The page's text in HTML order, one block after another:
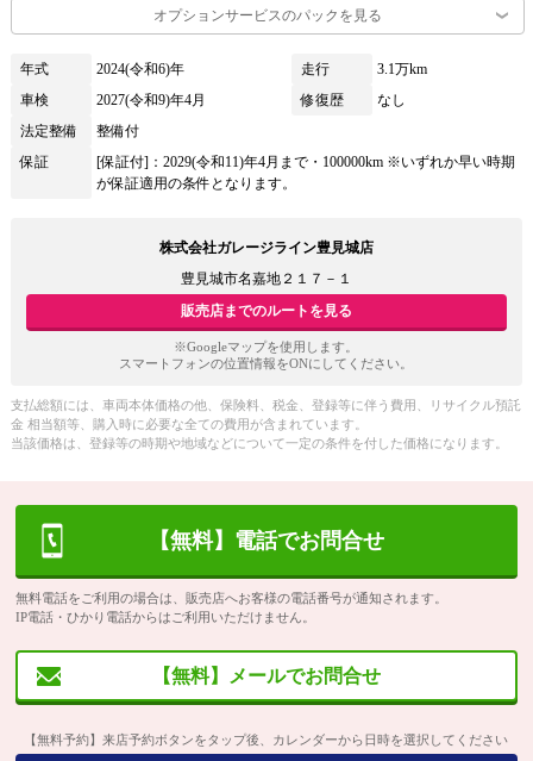
オプションサービスのパックを見る
年式 2024(令和6)年 走行
3.1万km
車検
2027(令和9)年4月 修復歴
なし
法定整備
整備付
保証
[保証付]：2029(令和11)年4月まで・100000km ※いずれか早い時期
が保証適用の条件となります。
株式会社ガレージライン豊見城店
豊見城市名嘉地２１７－１
販売店までのルートを見る
※Googleマップを使用します。
スマートフォンの位置情報をONにしてください。
支払総額には、車両本体価格の他、保険料、税金、登録等に伴う費用、リサイクル預託
金 相当額等、購入時に必要な全ての費用が含まれています。
当該価格は、登録等の時期や地域などについて一定の条件を付した価格になります。
【無料】電話でお問合せ
無料電話をご利用の場合は、販売店へお客様の電話番号が通知されます。
IP電話・ひかり電話からはご利用いただけません。
【無料】メールでお問合せ
【無料予約】来店予約ボタンをタップ後、カレンダーから日時を選択してください